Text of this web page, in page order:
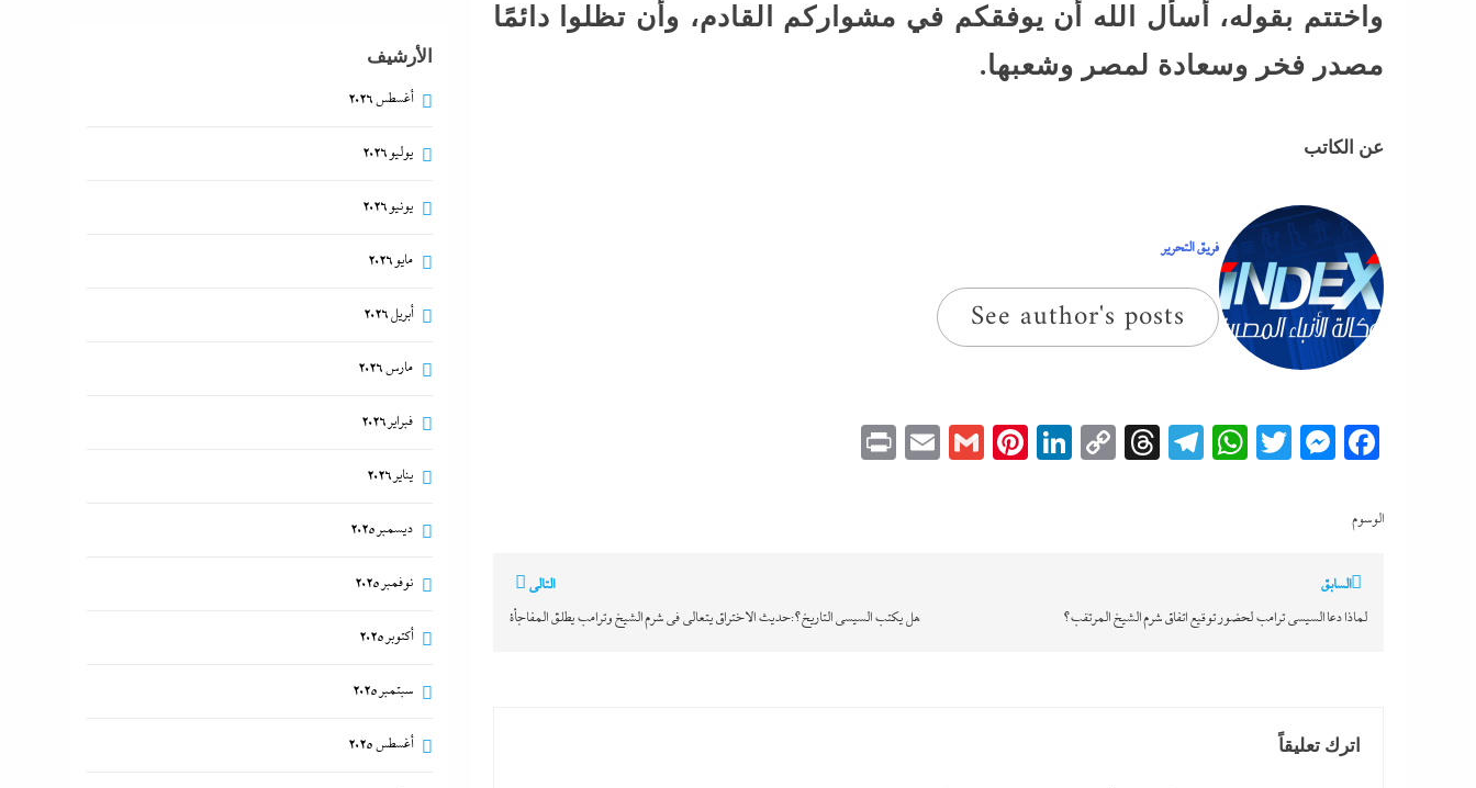
واختتم بقوله، أسأل الله أن يوفقكم في مشواركم القادم، وأن تظلوا دائمًا
مصدر فخر وسعادة لمصر وشعبها.
عن الكاتب
فريق التحرير
See author's posts
Facebook
Messenger
Twitter
WhatsApp
Telegram
Threads
Copy
LinkedIn
Pinterest
Gmail
Email
الوسوم
تصفّح
المقالات
السابق
لماذا دعا السيسي ترامب لحضور توقيع اتفاق شرم الشيخ المرتقب؟
التالي
هل يكتب السيسي التاريخ؟:حديث الاختراق يتعالي في شرم الشيخ وترامب يطلق المفاجأة
اترك تعليقاً
الأرشيف
أغسطس 2026
يوليو 2026
يونيو 2026
مايو 2026
أبريل 2026
مارس 2026
فبراير 2026
يناير 2026
ديسمبر 2025
نوفمبر 2025
أكتوبر 2025
سبتمبر 2025
أغسطس 2025